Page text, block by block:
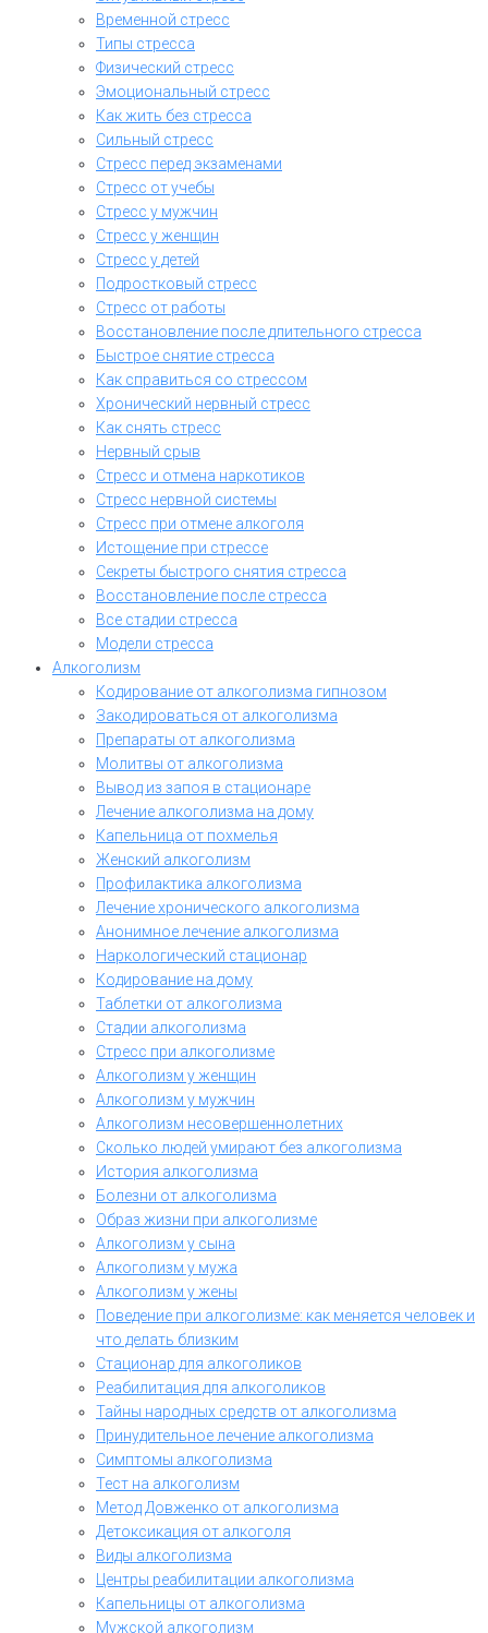
Временной стресс
Типы стресса
Физический стресс
Эмоциональный стресс
Как жить без стресса
Сильный стресс
Стресс перед экзаменами
Стресс от учебы
Стресс у мужчин
Стресс у женщин
Стресс у детей
Подростковый стресс
Стресс от работы
Восстановление после длительного стресса
Быстрое снятие стресса
Как справиться со стрессом
Хронический нервный стресс
Как снять стресс
Нервный срыв
Стресс и отмена наркотиков
Стресс нервной системы
Стресс при отмене алкоголя
Истощение при стрессе
Секреты быстрого снятия стресса
Восстановление после стресса
Все стадии стресса
Модели стресса
Алкоголизм
Кодирование от алкоголизма гипнозом
Закодироваться от алкоголизма
Препараты от алкоголизма
Молитвы от алкоголизма
Вывод из запоя в стационаре
Лечение алкоголизма на дому
Капельница от похмелья
Женский алкоголизм
Профилактика алкоголизма
Лечение хронического алкоголизма
Анонимное лечение алкоголизма
Наркологический стационар
Кодирование на дому
Таблетки от алкоголизма
Стадии алкоголизма
Стресс при алкоголизме
Алкоголизм у женщин
Алкоголизм у мужчин
Алкоголизм несовершеннолетних
Сколько людей умирают без алкоголизма
История алкоголизма
Болезни от алкоголизма
Образ жизни при алкоголизме
Алкоголизм у сына
Алкоголизм у мужа
Алкоголизм у жены
Поведение при алкоголизме: как меняется человек и
что делать близким
Стационар для алкоголиков
Реабилитация для алкоголиков
Тайны народных средств от алкоголизма
Принудительное лечение алкоголизма
Симптомы алкоголизма
Тест на алкоголизм
Метод Довженко от алкоголизма
Детоксикация от алкоголя
Виды алкоголизма
Центры реабилитации алкоголизма
Капельницы от алкоголизма
Мужской алкоголизм